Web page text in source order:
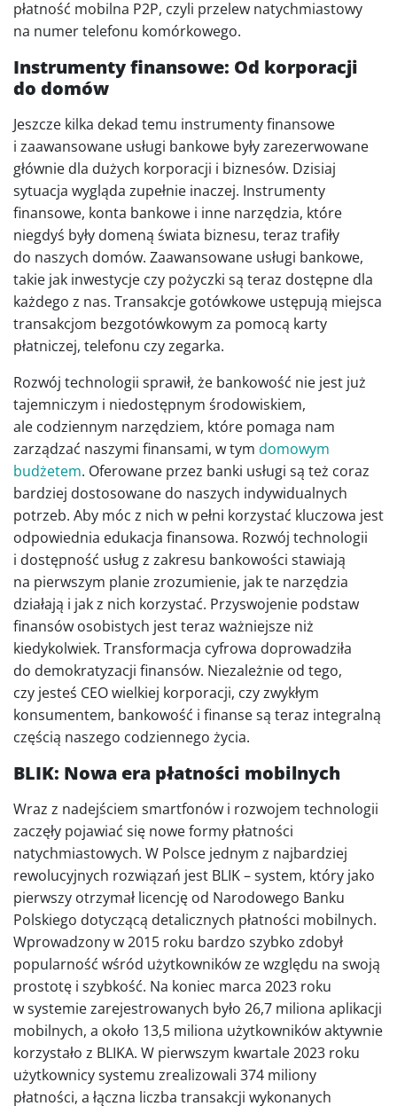
płatność mobilna P2P, czyli przelew natychmiastowy
na numer telefonu komórkowego.
Instrumenty finansowe: Od korporacji
do domów
Jeszcze kilka dekad temu instrumenty finansowe
i zaawansowane usługi bankowe były zarezerwowane
głównie dla dużych korporacji i biznesów. Dzisiaj
sytuacja wygląda zupełnie inaczej. Instrumenty
finansowe, konta bankowe i inne narzędzia, które
niegdyś były domeną świata biznesu, teraz trafiły
do naszych domów. Zaawansowane usługi bankowe,
takie jak inwestycje czy pożyczki są teraz dostępne dla
każdego z nas. Transakcje gotówkowe ustępują miejsca
transakcjom bezgotówkowym za pomocą karty
płatniczej, telefonu czy zegarka.
Rozwój technologii sprawił, że bankowość nie jest już
tajemniczym i niedostępnym środowiskiem,
ale codziennym narzędziem, które pomaga nam
zarządzać naszymi finansami, w tym domowym
budżetem. Oferowane przez banki usługi są też coraz
bardziej dostosowane do naszych indywidualnych
potrzeb. Aby móc z nich w pełni korzystać kluczowa jest
odpowiednia edukacja finansowa. Rozwój technologii
i dostępność usług z zakresu bankowości stawiają
na pierwszym planie zrozumienie, jak te narzędzia
działają i jak z nich korzystać. Przyswojenie podstaw
finansów osobistych jest teraz ważniejsze niż
kiedykolwiek. Transformacja cyfrowa doprowadziła
do demokratyzacji finansów. Niezależnie od tego,
czy jesteś CEO wielkiej korporacji, czy zwykłym
konsumentem, bankowość i finanse są teraz integralną
częścią naszego codziennego życia.
BLIK: Nowa era płatności mobilnych
Wraz z nadejściem smartfonów i rozwojem technologii
zaczęły pojawiać się nowe formy płatności
natychmiastowych. W Polsce jednym z najbardziej
rewolucyjnych rozwiązań jest BLIK – system, który jako
pierwszy otrzymał licencję od Narodowego Banku
Polskiego dotyczącą detalicznych płatności mobilnych.
Wprowadzony w 2015 roku bardzo szybko zdobył
popularność wśród użytkowników ze względu na swoją
prostotę i szybkość. Na koniec marca 2023 roku
w systemie zarejestrowanych było 26,7 miliona aplikacji
mobilnych, a około 13,5 miliona użytkowników aktywnie
korzystało z BLIKA. W pierwszym kwartale 2023 roku
użytkownicy systemu zrealizowali 374 miliony
płatności, a łączna liczba transakcji wykonanych